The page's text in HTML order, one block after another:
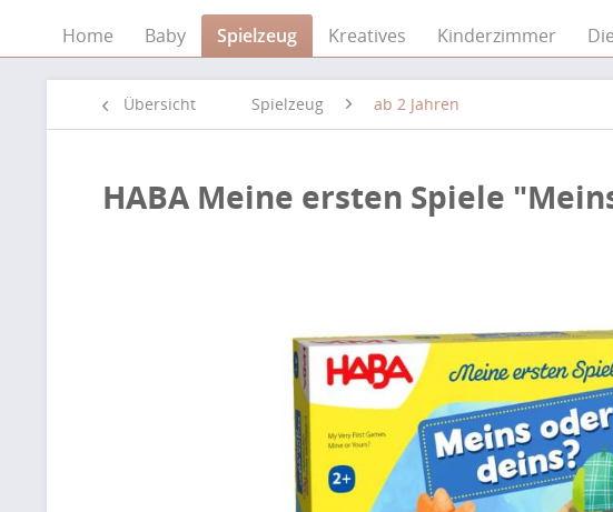
Home Baby Spielzeug Kreatives Kinderzimmer
Übersicht Spielzeug ab 2 Jahren
HABA Meine ersten Spiele